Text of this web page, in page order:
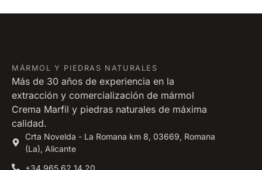
MÁRMOL Y PIEDRAS NATURALES
Más de 30 años de experiencia en la
extracción y comercialización de mármol
Crema Marfil y piedras naturales de máxima
calidad.
Crta Novelda - La Romana km 8, 03669, Romana
(La), Alicante
+34 965 62 14 20